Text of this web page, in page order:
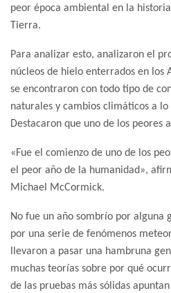
peor época ambiental en la
Tierra.
Para analizar esto, analizaron el
núcleos de hielo enterrados en los
se encontraron con todo tipo de
naturales y cambios climáticos a lo
Destacaron que uno de los peores
«Fue el comienzo de uno de los
el peor año de la humanidad»,
Michael McCormick.
No fue un año sombrío por alguna
por una serie de fenómenos
llevaron a pasar una hambruna
muchas teorías sobre por qué
de las pruebas más sólidas